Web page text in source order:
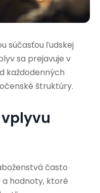
súčasťou ľudskej
sa prejavuje v
každodenných
štruktúry.
často
a hodnoty, ktoré